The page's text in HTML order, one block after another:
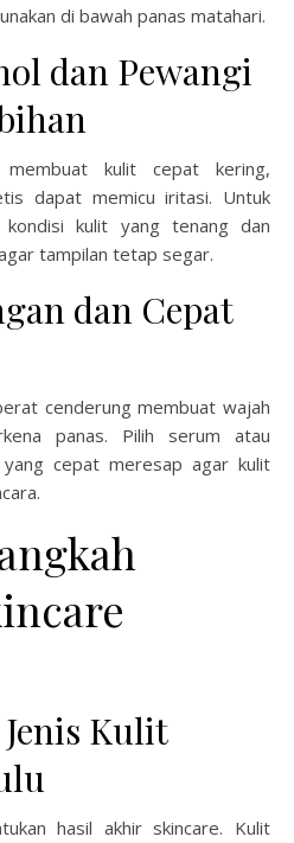
di bawah panas matahari.
dan Pewangi
kulit cepat kering,
dapat memicu iritasi. Untuk
kulit yang tenang dan
tampilan tetap segar.
dan Cepat
cenderung membuat wajah
panas. Pilih serum atau
cepat meresap agar kulit
Kulit
hasil akhir skincare. Kulit